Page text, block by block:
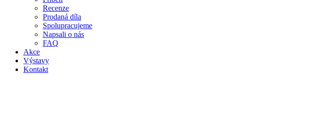
Recenze
Prodaná díla
Spolupracujeme
Napsali o nás
FAQ
Akce
Výstavy
Kontakt